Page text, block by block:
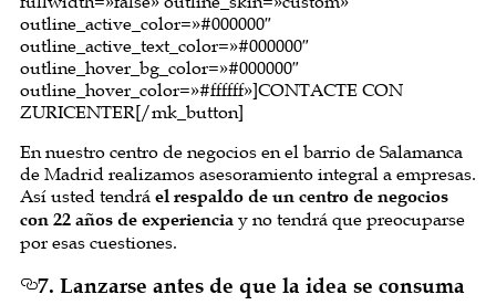
outline_active_color=»#000000″
outline_active_text_color=»#000000″
outline_hover_bg_color=»#000000″
outline_hover_color=»#ffffff»]CONTACTE CON
ZURICENTER[/mk_button]
En nuestro centro de negocios en el barrio de Salamanca
de Madrid realizamos asesoramiento integral a empresas.
Así usted tendrá el respaldo de un centro de negocios
con 22 años de experiencia y no tendrá que preocuparse
por esas cuestiones.
7. Lanzarse antes de que la idea se consuma